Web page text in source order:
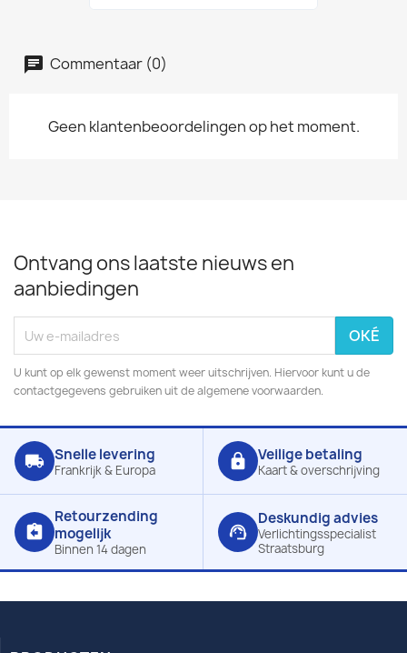
Commentaar (0)
Geen klantenbeoordelingen op het moment.
Ontvang ons laatste nieuws en
aanbiedingen
U kunt op elk gewenst moment weer uitschrijven. Hiervoor kunt u de
contactgegevens gebruiken uit de algemene voorwaarden.
local_shipping Snelle levering
Frankrijk & Europa lock Veilige betaling
Kaart & overschrijving
assignment_return
Retourzending
mogelijk
Binnen 14 dagen
support_agent
Deskundig advies
Verlichtingsspecialist
Straatsburg